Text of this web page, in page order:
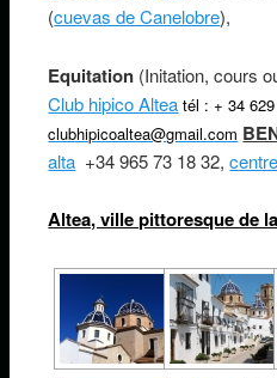
(cuevas de Canelobre),
Equitation (Initation, cours
Club hipico Altea tél : + 34
clubhipicoaltea@gmail.com
alta +34 965 73 18 32,
Altea, ville pittoresque de